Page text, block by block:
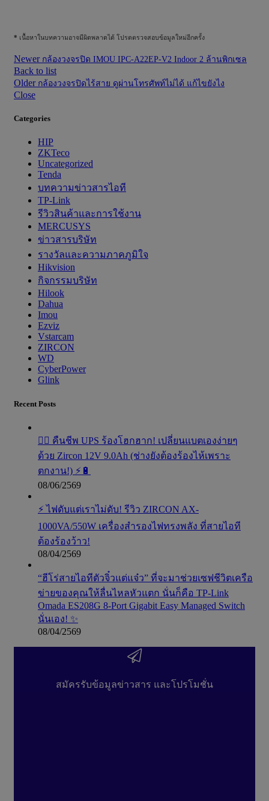
* เนื้อหาในบทความอาจมีผิดพลาดได้ โปรดตรวจสอบข้อมูลใหม่อีกครั้ง
Newer กล้องวงจรปิด IMOU IPC-A22EP-V2 Indoor 2 ล้านพิกเซล
Back to list
Older กล้องวงจรปิดไร้สาย ดูผ่านโทรศัพท์ไม่ได้ แก้ไขยังไง
Close
Categories
HIP
ZKTeco
Uncategorized
Tenda
บทความข่าวสารไอที
TP-Link
รีวิวสินค้าและการใช้งาน
MERCUSYS
ข่าวสารบริษัท
รางวัลและความภาคภูมิใจ
Hikvision
กิจกรรมบริษัท
Hilook
Dahua
Imou
Ezviz
Vstarcam
ZIRCON
WD
CyberPower
Glink
Recent Posts
🧟‍♂️ คืนชีพ UPS ร้องโฮกฮาก! เปลี่ยนแบตเองง่ายๆ
ด้วย Zircon 12V 9.0Ah (ช่างยังต้องร้องไห้เพราะ
ตกงาน!) ⚡️🔋
08/06/2569
⚡ ไฟดับแต่เราไม่ดับ! รีวิว ZIRCON AX-
1000VA/550W เครื่องสำรองไฟทรงพลัง ที่สายไอที
ต้องร้องว้าว!
08/04/2569
“ฮีโร่สายไอทีตัวจิ๋วแต่แจ๋ว” ที่จะมาช่วยเซฟชีวิตเครือ
ข่ายของคุณให้ลื่นไหลหัวแตก นั่นก็คือ TP-Link
Omada ES208G 8-Port Gigabit Easy Managed Switch
นั่นเอง! ✨
08/04/2569
สมัครรับข้อมูลข่าวสาร และโปรโมชั่น